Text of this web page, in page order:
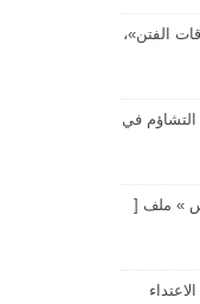
الفتن»،
في
» ملف [